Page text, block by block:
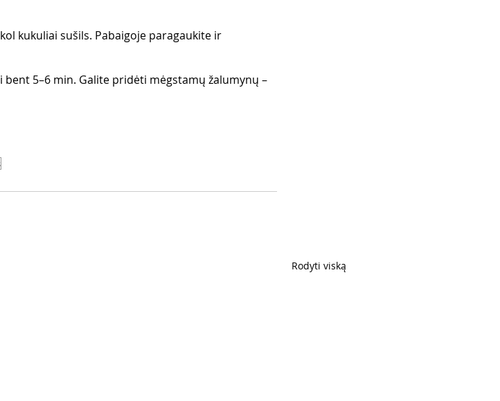
kukuliai sušils. Pabaigoje paragaukite ir
5–6 min. Galite pridėti mėgstamų žalumynų –
Rodyti viską